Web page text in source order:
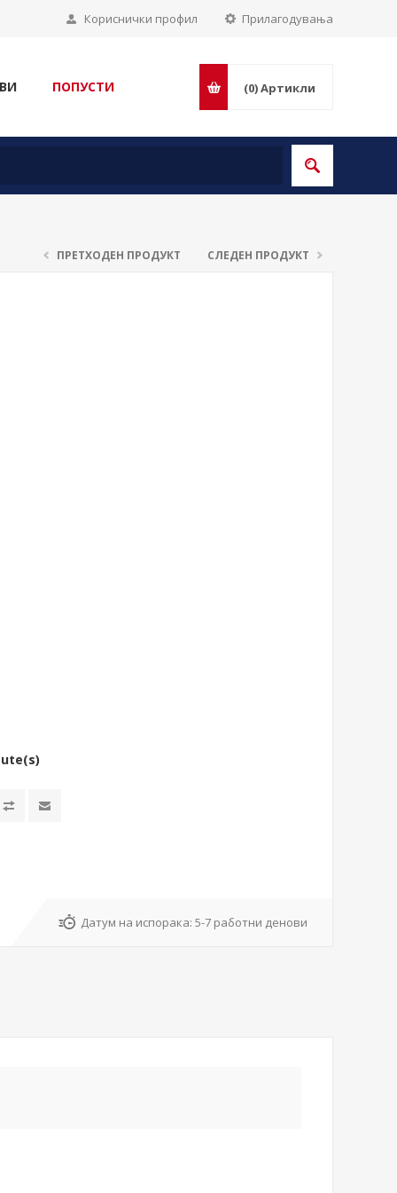
Прилагодувања
Кориснички профил
ПОПУСТИ (0)Артикли
ПРЕТХОДЕН ПРОДУКТ СЛЕДЕН ПРОДУКТ
Датум на испорака: 5-7 работни денови